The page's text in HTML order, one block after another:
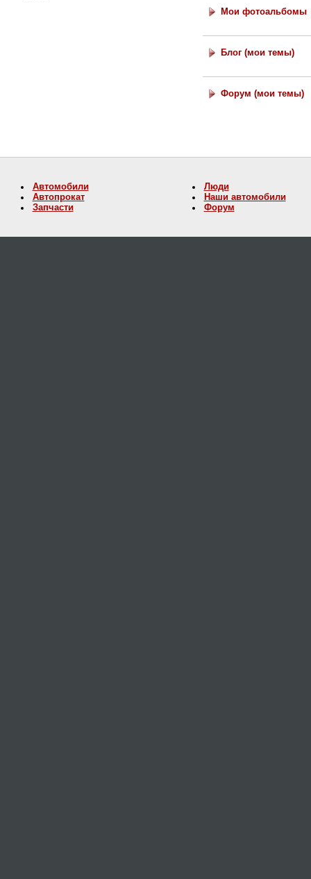
Мои фотоальбомы
Блог (мои темы)
Форум (мои темы)
Автомобили
Автопрокат
Запчасти
Люди
Наши автомобили
Форум